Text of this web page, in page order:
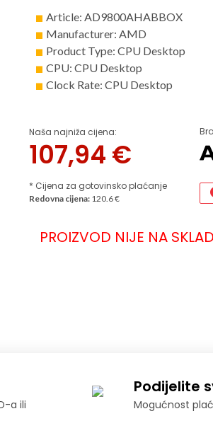
Article: AD9800AHABBOX
Manufacturer: AMD
Product Type: CPU Desktop
CPU: CPU Desktop
Clock Rate: CPU Desktop
Naša najniža cijena:
107,94 €
* Cijena za gotovinsko plaćanje
Redovna cijena: 120.6 €
PROIZVOD NIJE NA
a ili
Podijelite
Mogućnost